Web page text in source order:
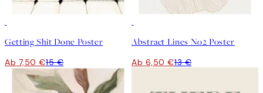
Getting Shit Done Poster
Ab 7,50 €15 €
Abstract Lines No2 Poster
Ab 6,50 €13 €